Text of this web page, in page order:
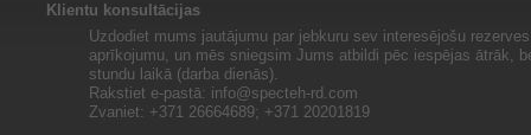
Klientu konsultācijas
Uzdodiet mums jautājumu par jebkuru sev interesējošu
aprīkojumu, un mēs sniegsim Jums atbildi pēc iespējas ātrāk,
stundu laikā (darba dienās).
Rakstiet e-pastā: info@specteh-rd.com
Zvaniet: +371 26664689; +371 20201819